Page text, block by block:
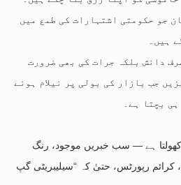
جو حکومتی اشتہارات کی طمع میں
ہیں۔
دانش بلکہ جرات کی بھی ضرورت
جب بازار کی بولی پر نیلام ہونے
بچتا ہے۔
ہے — سب خبریں موجود، رنگ
کرائم رپورٹس، حتیٰ کہ “سیلیبریٹی گپ